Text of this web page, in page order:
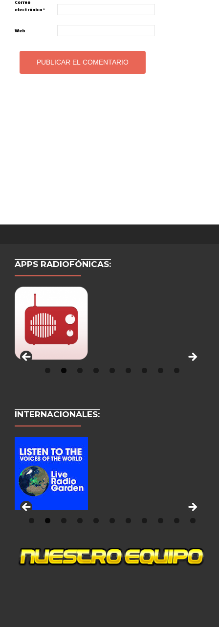
Correo
electrónico*
Web
APPS RADIOFÓNICAS:
INTERNACIONALES: